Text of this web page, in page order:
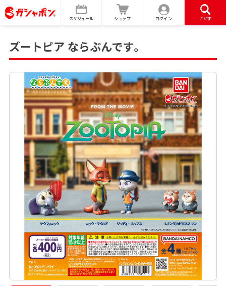
スケジュール ショップ ログイン さがす
ズートピア ならぶんです。